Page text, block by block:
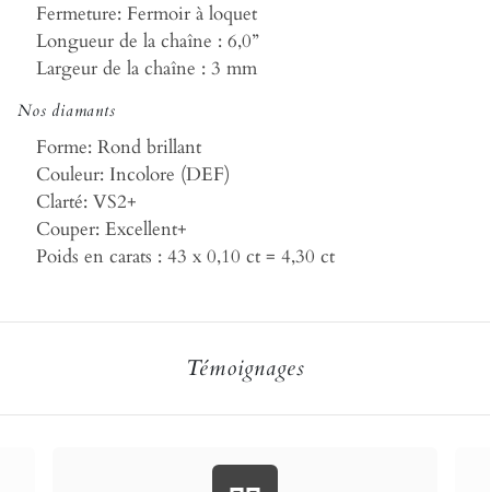
Fermeture: Fermoir à loquet
Longueur de la chaîne : 6,0”
Largeur de la chaîne : 3 mm
Nos diamants
Forme: Rond brillant
Couleur: Incolore (DEF)
Clarté: VS2+
Couper: Excellent+
Poids en carats : 43 x 0,10 ct = 4,30 ct
Témoignages